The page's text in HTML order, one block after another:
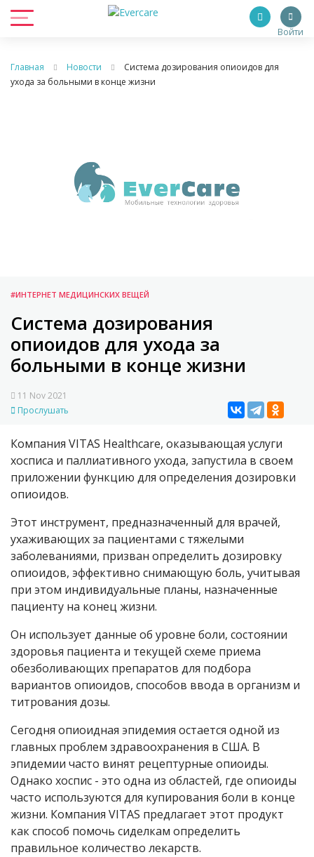
Войти
Главная Новости
Система дозирования опиоидов для
ухода за больными в конце жизни
#ИНТЕРНЕТ МЕДИЦИНСКИХ ВЕЩЕЙ
Система дозирования
опиоидов для ухода за
больными в конце жизни
11 Nov 2021
Прослушать
Компания VITAS Healthcare, оказывающая услуги
хосписа и паллиативного ухода, запустила в своем
приложении функцию для определения дозировки
опиоидов.
Этот инструмент, предназначенный для врачей,
ухаживающих за пациентами с тяжелыми
заболеваниями, призван определить дозировку
опиоидов, эффективно снимающую боль, учитывая
при этом индивидуальные планы, назначенные
пациенту на конец жизни.
Он использует данные об уровне боли, состоянии
здоровья пациента и текущей схеме приема
обезболивающих препаратов для подбора
вариантов опиоидов, способов ввода в организм и
титрования дозы.
Сегодня опиоидная эпидемия остается одной из
главных проблем здравоохранения в США. В
эпидемии часто винят рецептурные опиоиды.
Однако хоспис - это одна из областей, где опиоиды
часто используются для купирования боли в конце
жизни. Компания VITAS предлагает этот продукт
как способ помочь сиделкам определить
правильное количество лекарств.